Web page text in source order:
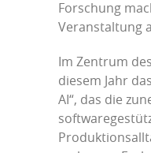
Forschung
Veranstaltung
Im Zentrum
diesem Jahr
AI“, das die